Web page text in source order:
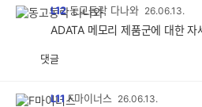
L12 동고동락 다나와 26.06.13.
ADATA 메모리 제품군에 대한
댓글
L11 F마이너스 26.06.13.